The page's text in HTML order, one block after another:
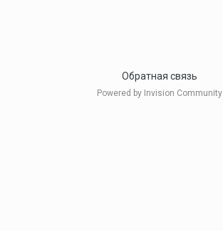
Обратная связь
Powered by Invision Community